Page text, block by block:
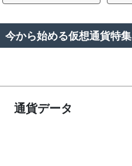
今から始める仮想通貨特集
通貨データ